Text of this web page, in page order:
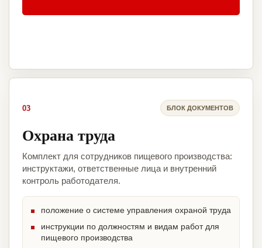
03 БЛОК ДОКУМЕНТОВ
Охрана труда
Комплект для сотрудников пищевого производства:
инструктажи, ответственные лица и внутренний
контроль работодателя.
положение о системе управления охраной труда
инструкции по должностям и видам работ для
пищевого производства